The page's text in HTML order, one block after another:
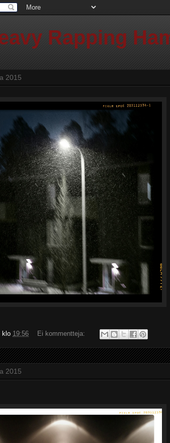
Rapping
2015
klo 19:56 Ei kommentteja:
2015